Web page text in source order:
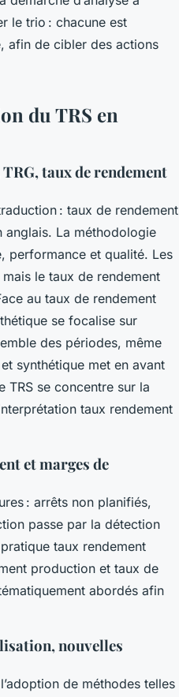
le trio : chacune est
afin de cibler des actions
du TRS en
taux de rendement
: taux de rendement
anglais. La méthodologie
performance et qualité. Les
le taux de rendement
au taux de rendement
se focalise sur
des périodes, même
synthétique met en avant
TRS se concentre sur la
taux rendement
et marges de
: arrêts non planifiés,
passe par la détection
taux rendement
production et taux de
abordés afin
nouvelles
de méthodes telles